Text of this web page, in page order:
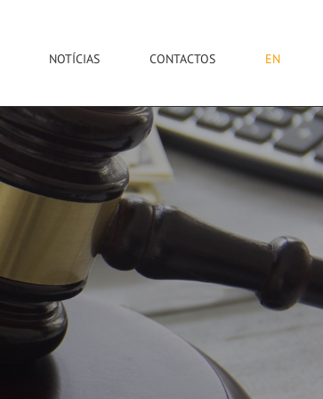
NOTÍCIAS CONTACTOS EN